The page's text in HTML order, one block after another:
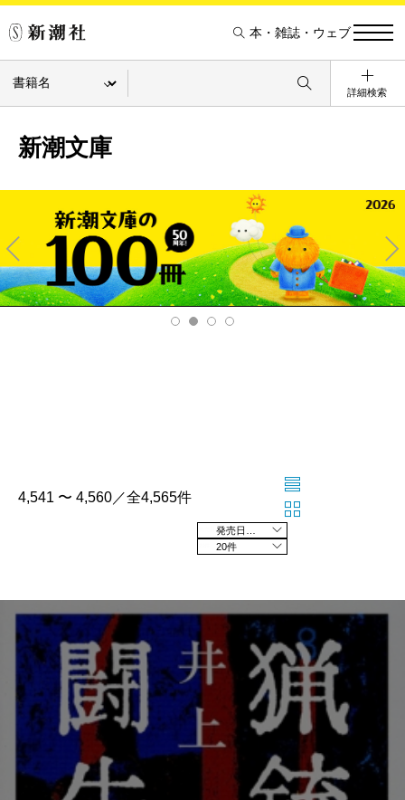
本・雑誌・ウェブ
詳細検索
新潮文庫
Pre
v
Ne
xt
4,541 〜 4,560／全4,565件
20件